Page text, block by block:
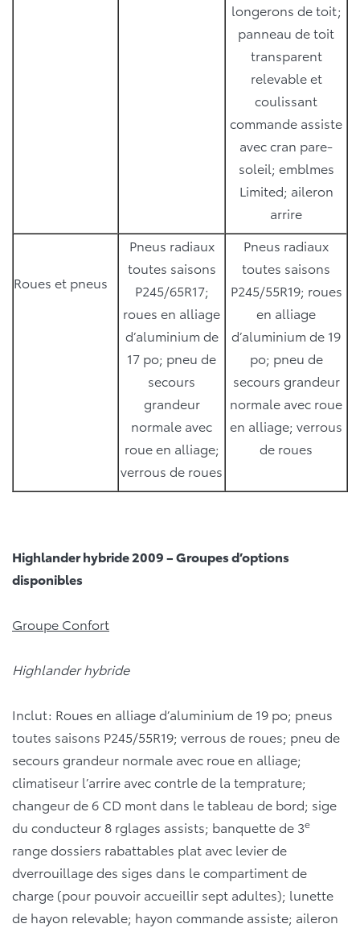
longerons de toit;
panneau de toit
transparent
relevable et
coulissant
commande assiste
avec cran pare-
soleil; emblmes
Limited; aileron
arrire
Roues et pneus
Pneus radiaux
toutes saisons
P245/65R17;
roues en alliage
d’aluminium de
17 po; pneu de
secours
grandeur
normale avec
roue en alliage;
verrous de roues
Pneus radiaux
toutes saisons
P245/55R19; roues
en alliage
d’aluminium de 19
po; pneu de
secours grandeur
normale avec roue
en alliage; verrous
de roues
Highlander hybride 2009 – Groupes d’options
disponibles
Groupe Confort
Highlander hybride
Inclut: Roues en alliage d’aluminium de 19 po; pneus
toutes saisons P245/55R19; verrous de roues; pneu de
secours grandeur normale avec roue en alliage;
climatiseur l’arrire avec contrle de la temprature;
changeur de 6 CD mont dans le tableau de bord; sige
du conducteur 8 rglages assists; banquette de 3e
range dossiers rabattables plat avec levier de
dverrouillage des siges dans le compartiment de
charge (pour pouvoir accueillir sept adultes); lunette
de hayon relevable; hayon commande assiste; aileron